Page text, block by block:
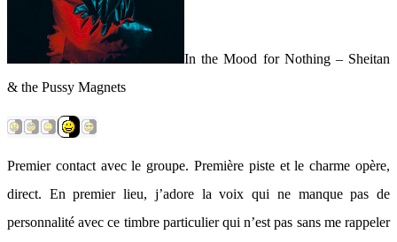
In the Mood for Nothing – Sheitan
& the Pussy Magnets
Premier contact avec le groupe. Première piste et le charme opère,
direct. En premier lieu, j’adore la voix qui ne manque pas de
personnalité avec ce timbre particulier qui n’est pas sans me rappeler